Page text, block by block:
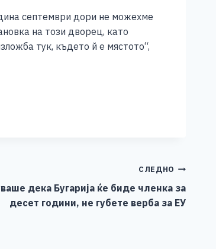
септември дори не можехме
на този дворец, като
тук, където й е мястото“,
СЛЕДНО
дека Бугарија ќе биде членка за
десет години, не губете верба за ЕУ